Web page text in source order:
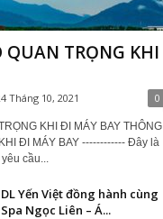
QUAN TRỌNG KHI
Tháng 10, 2021 0
KHI ĐI MÁY BAY THÔNG
ĐI MÁY BAY ------------ Đây là
cầu...
DL Yến Việt đồng hành cùng
Spa Ngọc Liên – Á...